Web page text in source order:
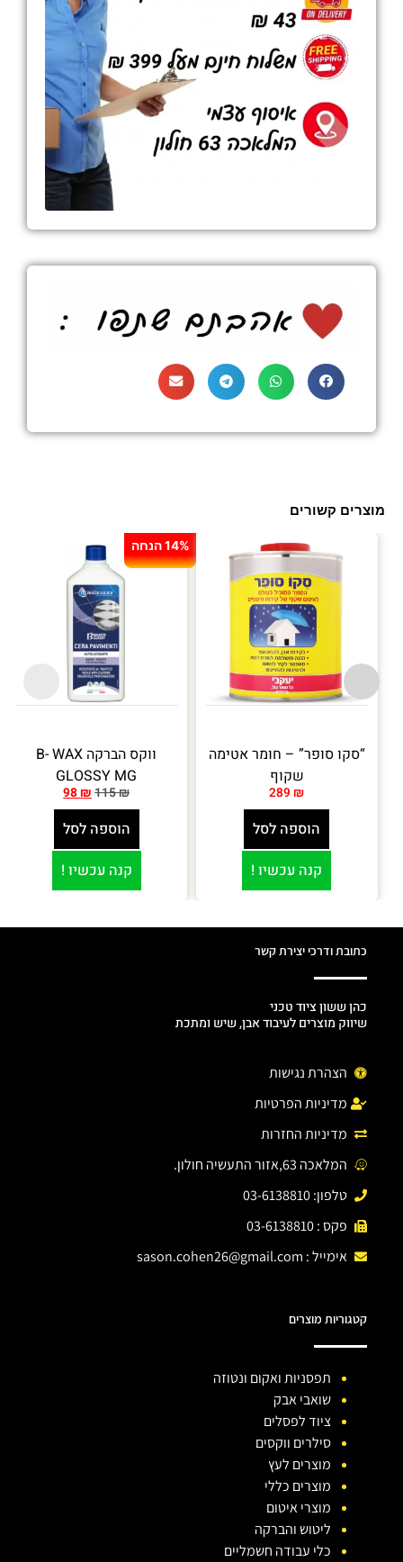
מוצרים קשורים
14% הנחה
ווקס הברקה B- WAX
GLOSSY MG
115₪
98₪
הוספה לסל
קנה עכשיו !
“סקו סופר” – חומר אטימה
שקוף
289 ₪
הוספה לסל
קנה עכשיו !
כתובת ודרכי יצירת קשר
כהן ששון ציוד טכני
שיווק מוצרים לעיבוד אבן, שיש ומתכת
הצהרת נגישות
מדיניות הפרטיות
מדיניות החזרות
המלאכה 63,אזור התעשיה חולון.
טלפון: 03-6138810
פקס : 03-6138810
אימייל : sason.cohen26@gmail.com
קטגוריות מוצרים
תפסניות ואקום ונטוזה
שואבי אבק
ציוד לפסלים
סילרים ווקסים
מוצרים לעץ
מוצרים כללי
מוצרי איטום
ליטוש והברקה
כלי עבודה חשמליים